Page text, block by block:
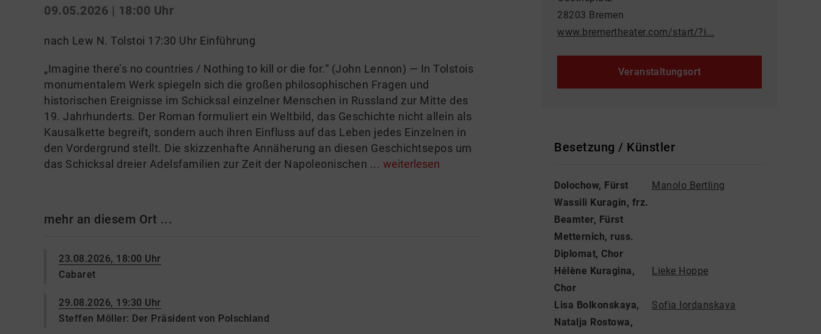
09.05.2026 | 18:00 Uhr
nach Lew N. Tolstoi 17:30 Uhr Einführung
„Imagine there’s no countries / Nothing to kill or die for.“ (John Lennon) — In Tolstois
monumentalem Werk spiegeln sich die großen philosophischen Fragen und
historischen Ereignisse im Schicksal einzelner Menschen in Russland zur Mitte des
19. Jahrhunderts. Der Roman formuliert ein Weltbild, das Geschichte nicht allein als
Kausalkette begreift, sondern auch ihren Einfluss auf das Leben jedes Einzelnen in
den Vordergrund stellt. Die skizzenhafte Annäherung an diesen Geschichtsepos um
das Schicksal dreier Adelsfamilien zur Zeit der Napoleonischen ... weiterlesen
mehr an diesem Ort ...
23.08.2026, 18:00 Uhr
Cabaret
29.08.2026, 19:30 Uhr
Steffen Möller: Der Präsident von Polschland
28203 Bremen
www.bremertheater.com/start/?i...
Veranstaltungsort
Besetzung / Künstler
Dolochow, Fürst
Wassili Kuragin, frz.
Beamter, Fürst
Metternich, russ.
Diplomat, Chor
Manolo Bertling
Hélène Kuragina,
Chor
Lieke Hoppe
Lisa Bolkonskaya,
Natalja Rostowa,
Sofia Iordanskaya